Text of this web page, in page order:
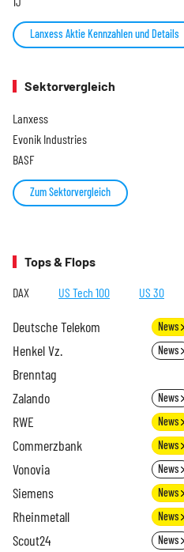
Lanxess Aktie Kennzahlen und Details
Sektorvergleich
Lanxess
Evonik Industries
BASF
Zum Sektorvergleich
Tops & Flops
DAX US Tech 100 US 30
Deutsche Telekom News
Henkel Vz. News
Brenntag
Zalando News
RWE News
Commerzbank News
Vonovia News
Siemens News
Rheinmetall News
Scout24 News